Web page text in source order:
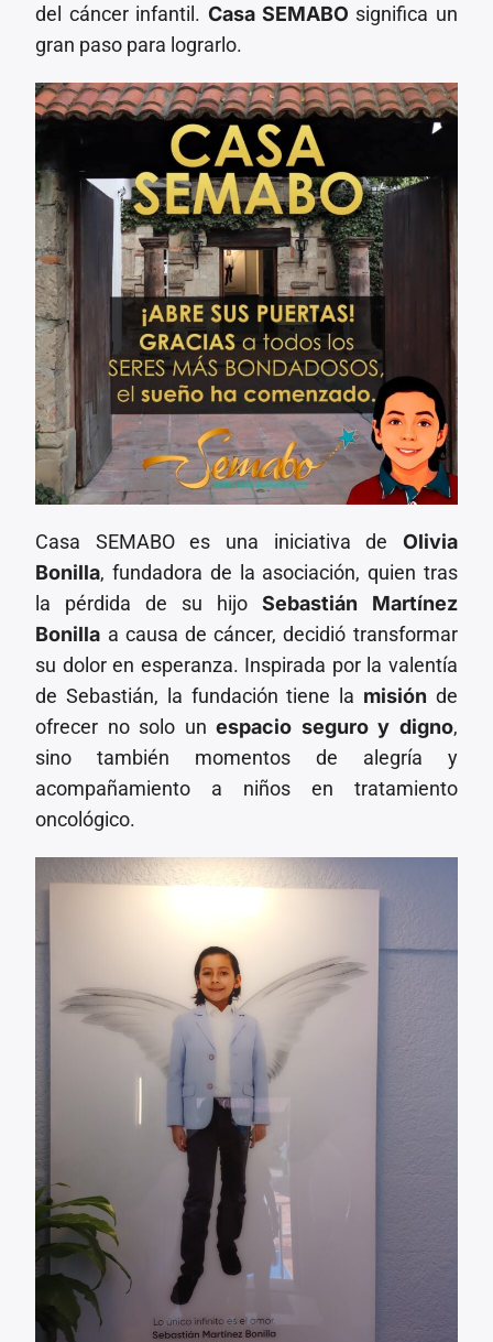
del cáncer infantil. Casa SEMABO significa un
gran paso para lograrlo.
Casa SEMABO es una iniciativa de Olivia
Bonilla, fundadora de la asociación, quien tras
la pérdida de su hijo Sebastián Martínez
Bonilla a causa de cáncer, decidió transformar
su dolor en esperanza. Inspirada por la valentía
de Sebastián, la fundación tiene la misión de
ofrecer no solo unespacio seguro y digno,
sino también momentos de alegría y
acompañamiento a niños en tratamiento
oncológico.